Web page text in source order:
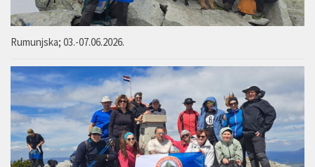
Rumunjska; 03.-07.06.2026.